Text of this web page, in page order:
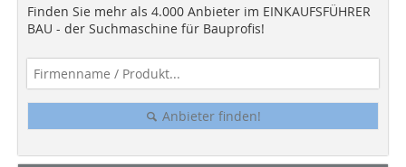
Finden Sie mehr als 4.000 Anbieter im EINKAUFSFÜHRER
BAU - der Suchmaschine für Bauprofis!
Anbieter finden!